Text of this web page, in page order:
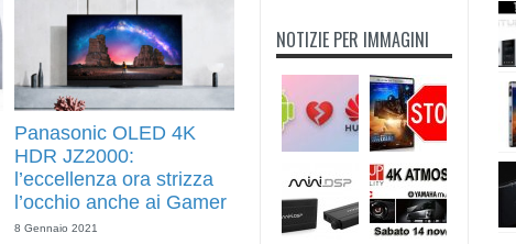
Panasonic OLED 4K
HDR JZ2000:
l’eccellenza ora strizza
l’occhio anche ai Gamer
8 Gennaio 2021
NOTIZIE PER IMMAGINI